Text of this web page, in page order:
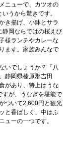
ニューで、カツオの
うから驚きです。
き揚げ、小鉢とサラ
静岡ならではの桜えび
様ランチやカレーな
ます。家族みんなで
いでしょうか？「八
静岡県榛原郡吉田
があり、特上はうな
が、うなぎを堪能で
ついて2,600円と観光
と香ばしく、中はふ
ューの一つです。